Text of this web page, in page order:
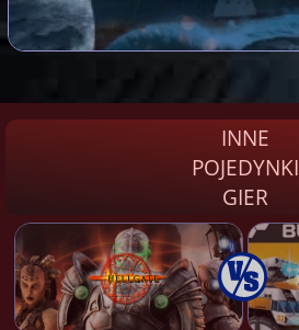
INNE
POJEDYNKI
GIER